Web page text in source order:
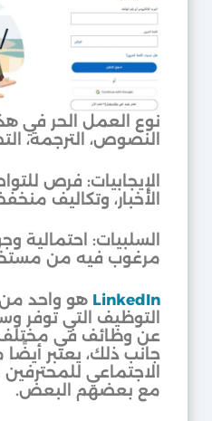
نوع العمل الحر في
النصوص، الترجمة،
الإيجابيات: فرص
الأخبار، وتكاليف
السلبيات: احتمالية
مرغوب فيه من
LinkedIn هو واحد
التوظيف التي توفر
عن وظائف في مختلف
جانب ذلك، يعتبر
الاجتماعي
مع بعضهم البعض.